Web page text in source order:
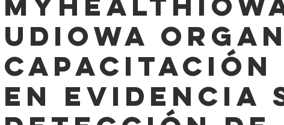
udIowa
capacitación
en evidencia